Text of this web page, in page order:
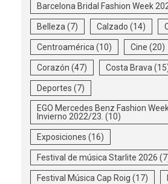
Barcelona Bridal Fashion Week
Belleza(7) Calzado (14)
Centroamérica(10) Cine (20)
Corazón (47) Costa Brava
Deportes (7)
EGO Mercedes Benz Fashion
Invierno 2022/23. (10)
Exposiciones (16)
Festival de música Starlite 2026
Festival Música Cap Roig (17)